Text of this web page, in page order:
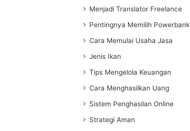
Menjadi Translator Freelance
Pentingnya Memilih Powerbank
Cara Memulai Usaha Jasa
Jenis Ikan
Tips Mengelola Keuangan
Cara Menghasilkan Uang
Sistem Penghasilan Online
Strategi Aman